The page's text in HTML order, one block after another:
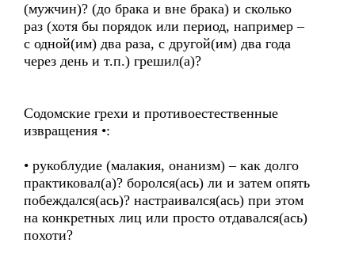
(мужчин)? (до брака и вне брака) и сколько
раз (хотя бы порядок или период, например –
с одной(им) два раза, с другой(им) два года
через день и т.п.) грешил(а)?
Содомские грехи и противоестественные
извращения •:
• рукоблудие (малакия, онанизм) – как долго
практиковал(а)? боролся(ась) ли и затем опять
побеждался(ась)? настраивался(ась) при этом
на конкретных лиц или просто отдавался(ась)
похоти?